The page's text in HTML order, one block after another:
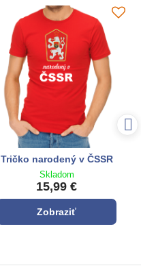
Tričko narodený v ČSSR
Skladom
15,99 €
Zobraziť